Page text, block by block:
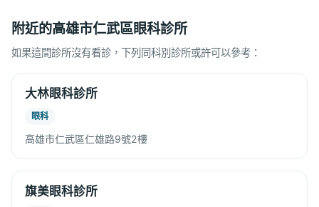
附近的高雄市仁武區眼科診所
如果這間診所沒有看診，下列同科別診所或許可以參考：
大林眼科診所
眼科
高雄市仁武區仁雄路9號2樓
旗美眼科診所